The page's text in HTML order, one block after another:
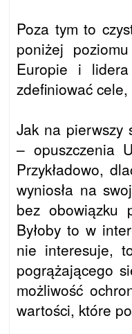
Poza tym to
poniżej
Europie i
zdefiniować
Jak na pierwszy
– opuszczenia
Przykładowo,
wyniosła na
bez obowiązku
Byłoby to w
nie interesuje,
pogrążającego
możliwość
wartości, które